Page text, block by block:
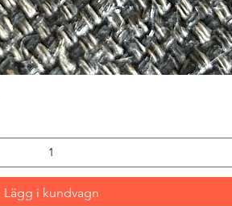
Lägg i kundvagn